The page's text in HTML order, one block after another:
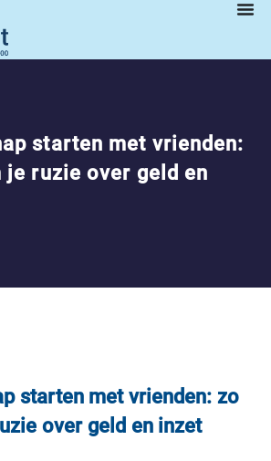
starten met vrienden:
ruzie over geld en
starten met vrienden: zo
over geld en inzet